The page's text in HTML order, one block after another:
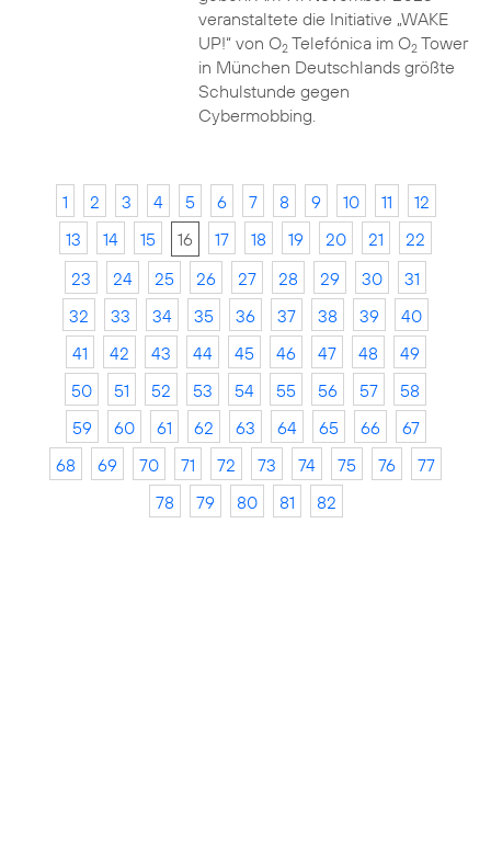
veranstaltete die Initiative „WAKE
UP!“ von O2Telefónica im O2Tower
in München Deutschlands größte
Schulstunde gegen
Cybermobbing.
1 2 3 4 5 6 7 8 9 10 11
12
13
14 15 16 17 18 19 20 21
22
23
24 25 26 27 28 29 30
31
32
33 34 35 36 37 38 39
40
41
42 43 44 45 46 47 48
49
50
51 52 53 54 55 56 57
58
59
60 61 62 63 64 65 66
67
68
69 70 71 72 73 74 75 76
77
78
79 80 81 82